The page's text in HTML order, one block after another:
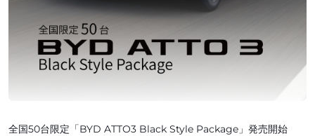
全国50台限定「BYD ATTO3 Black Style Package」発売開始